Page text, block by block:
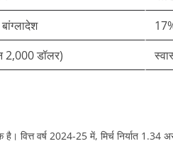
2,000 डॉलर)
है। वित्त वर्ष 2024-25 में, मिर्च निर्यात